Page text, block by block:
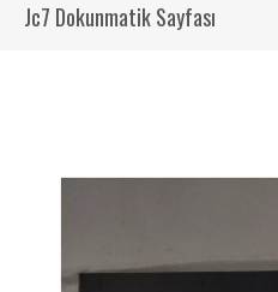
Jc7 Dokunmatik Sayfası